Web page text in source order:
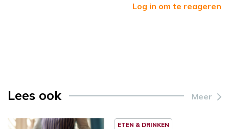
Log in om te reageren
Lees ook Meer
ETEN & DRINKEN